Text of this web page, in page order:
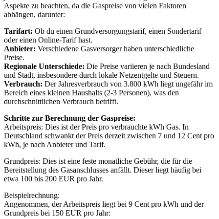
Aspekte zu beachten, da die Gaspreise von vielen Faktoren
abhängen, darunter:
Tarifart: Ob du einen Grundversorgungstarif, einen Sondertarif
oder einen Online-Tarif hast.
Anbieter: Verschiedene Gasversorger haben unterschiedliche
Preise.
Regionale Unterschiede: Die Preise variieren je nach Bundesland
und Stadt, insbesondere durch lokale Netzentgelte und Steuern.
Verbrauch: Der Jahresverbrauch von 3.800 kWh liegt ungefähr im
Bereich eines kleinen Haushalts (2-3 Personen), was den
durchschnittlichen Verbrauch betrifft.
Schritte zur Berechnung der Gaspreise:
Arbeitspreis: Dies ist der Preis pro verbrauchte kWh Gas. In
Deutschland schwankt der Preis derzeit zwischen 7 und 12 Cent pro
kWh, je nach Anbieter und Tarif.
Grundpreis: Dies ist eine feste monatliche Gebühr, die für die
Bereitstellung des Gasanschlusses anfällt. Dieser liegt häufig bei
etwa 100 bis 200 EUR pro Jahr.
Beispielrechnung:
Angenommen, der Arbeitspreis liegt bei 9 Cent pro kWh und der
Grundpreis bei 150 EUR pro Jahr: